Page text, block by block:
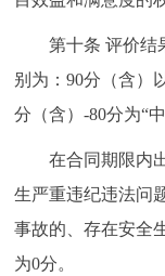
第十条 评价结果
别为：90分（含）
分（含）-80分为“
在合同期限内出
生严重违纪违法问
事故的、存在安全
为0分。